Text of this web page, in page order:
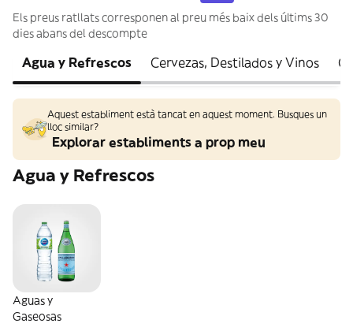
Els preus ratllats corresponen al preu més baix dels últims 30
dies abans del descompte
Agua y Refrescos Cervezas, Destilados y Vinos
Aquest establiment està tancat en aquest moment. Busques un
lloc similar?
Explorar establiments a prop meu
Agua y Refrescos
Aguas y
Gaseosas